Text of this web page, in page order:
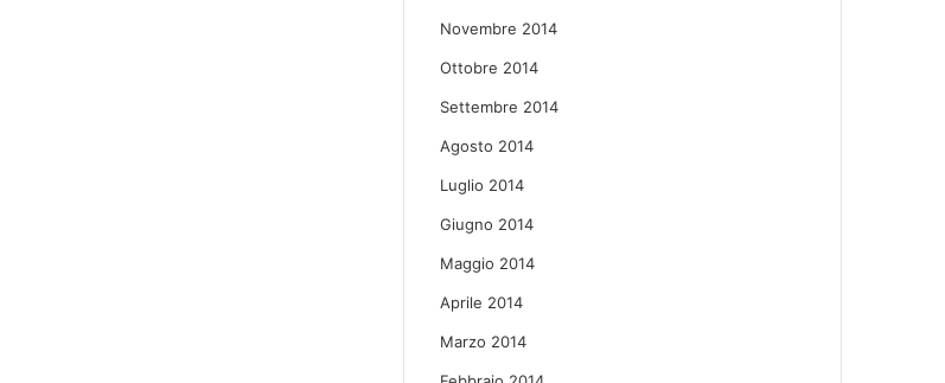
Novembre 2014
Ottobre 2014
Settembre 2014
Agosto 2014
Luglio 2014
Giugno 2014
Maggio 2014
Aprile 2014
Marzo 2014